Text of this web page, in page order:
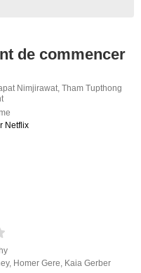
de commencer
Nimjirawat ,Tham Tupthong
Netflix
, Homer Gere, Kaia Gerber